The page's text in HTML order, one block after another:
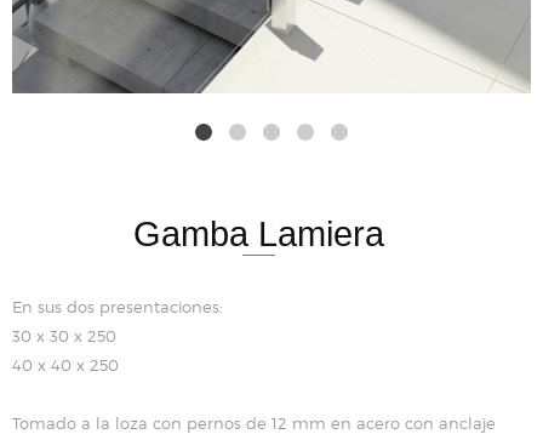
Gamba Lamiera
En sus dos presentaciones:
30 x 30 x 250
40 x 40 x 250
Tomado a la loza con pernos de 12 mm en acero con anclaje